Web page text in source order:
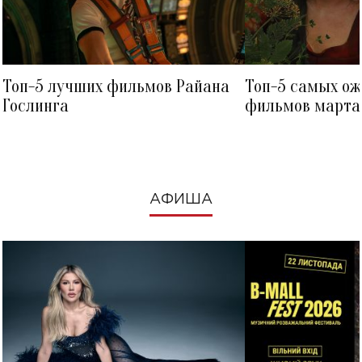
Топ-5 лучших фильмов Райана
Гослинга
Топ-5 самых
фильмов
АФИША